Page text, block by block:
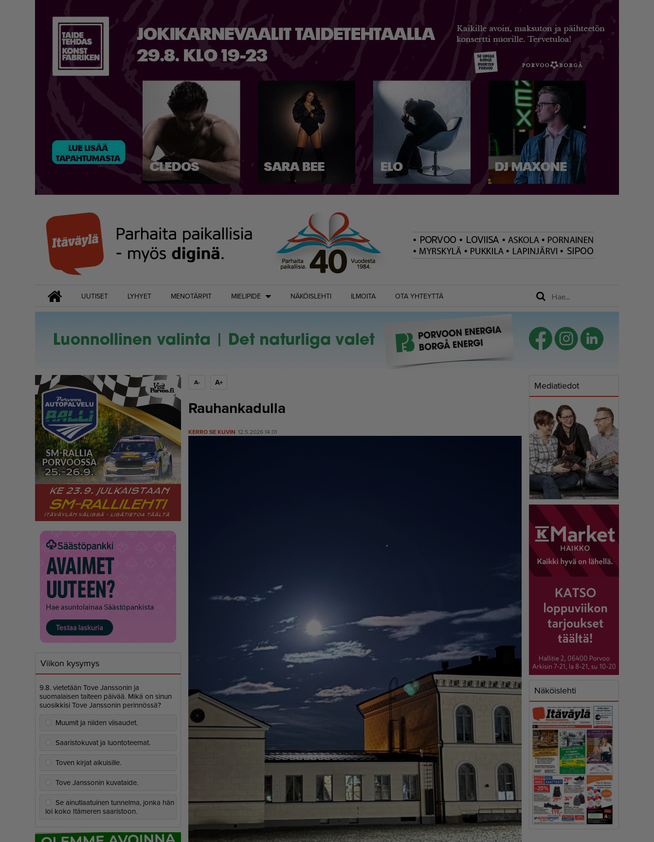
UUTISET LYHYET MENOTÄRPIT MIELIPIDE NÄKÖISLEHTI ILMOITA OTA YHTEYTTÄ
Viikon kysymys
9.8. vietetään Tove Janssonin ja
suomalaisen taiteen päivää. Mikä on sinun
suosikkisi Tove Janssonin perinnössä?
Muumit ja niiden viisaudet.
Saaristokuvat ja luontoteemat.
Toven kirjat aikuisille.
Tove Janssonin kuvataide.
Se ainutlaatuinen tunnelma, jonka hän
loi koko Itämeren saaristoon.
A- A+
Rauhankadulla
KERRO SE KUVIN 12.5.2026 14.01
Mediatiedot
Näköislehti